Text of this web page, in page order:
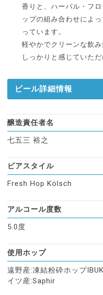
香りと、ハーバル・フ
ップの組み合わせによ
っています。
軽やかでクリーンな飲
しっかりと感じていただ
ビール詳細情報
醸造責任者名
七五三 裕之
ビアスタイル
Fresh Hop Kölsch
アルコール度数
5.0度
使用ホップ
遠野産:凍結粉砕ホップ
イツ産:Saphir